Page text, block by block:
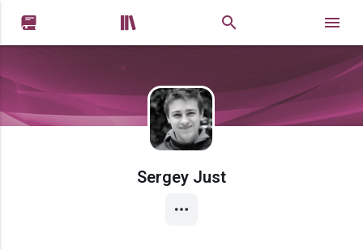
 
Sergey Just